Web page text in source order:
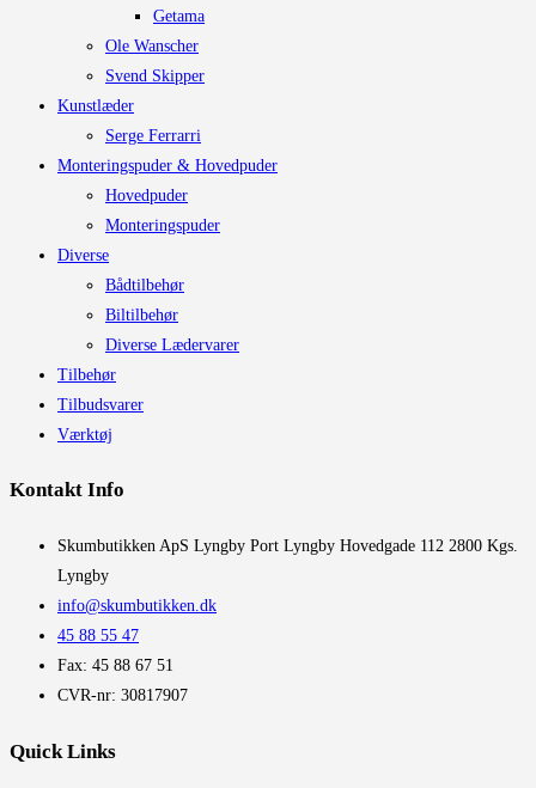
Getama
Ole Wanscher
Svend Skipper
Kunstlæder
Serge Ferrarri
Monteringspuder & Hovedpuder
Hovedpuder
Monteringspuder
Diverse
Bådtilbehør
Biltilbehør
Diverse Lædervarer
Tilbehør
Tilbudsvarer
Værktøj
Kontakt Info
​Skumbutikken ApS Lyngby Port Lyngby Hovedgade 112 2800 Kgs.
Lyngby
info@skumbutikken.dk
45 88 55 47
Fax: 45 88 67 51
CVR-nr: 30817907
Quick Links